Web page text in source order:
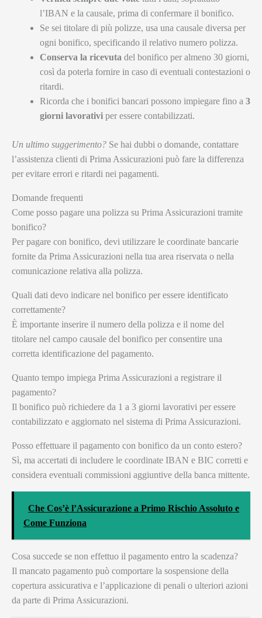
l’IBAN e la causale, prima di confermare il bonifico.
Se sei titolare di più polizze, usa una causale diversa per
ogni bonifico, specificando il relativo numero polizza.
Conserva la ricevuta del bonifico per almeno 30 giorni,
così da poterla fornire in caso di eventuali contestazioni o
ritardi.
Ricorda che i bonifici bancari possono impiegare fino a 3
giorni lavorativi per essere contabilizzati.
Un ultimo suggerimento? Se hai dubbi o domande, contattare
l’assistenza clienti di Prima Assicurazioni può fare la differenza
per evitare errori e ritardi nei pagamenti.
Domande frequenti
Come posso pagare una polizza su Prima Assicurazioni tramite
bonifico?
Per pagare con bonifico, devi utilizzare le coordinate bancarie
fornite da Prima Assicurazioni nella tua area riservata o nella
comunicazione relativa alla polizza.
Quali dati devo indicare nel bonifico per essere identificato
correttamente?
È importante inserire il numero della polizza e il nome del
titolare nel campo causale del bonifico per consentire una
corretta identificazione del pagamento.
Quanto tempo impiega Prima Assicurazioni a registrare il
pagamento?
Il bonifico può richiedere da 1 a 3 giorni lavorativi per essere
contabilizzato e aggiornato nel sistema di Prima Assicurazioni.
Posso effettuare il pagamento con bonifico da un conto estero?
Sì, ma accertati di includere le coordinate IBAN e BIC corretti e
considera eventuali commissioni aggiuntive della banca mittente.
Che Cos’è l’Assicurazione a Primo Rischio Assoluto e
Come Funziona
Cosa succede se non effettuo il pagamento entro la scadenza?
Il mancato pagamento può comportare la sospensione della
copertura assicurativa e l’applicazione di penali o ulteriori azioni
da parte di Prima Assicurazioni.